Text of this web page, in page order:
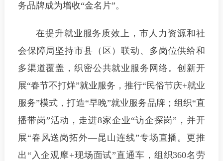
务品牌成为增收“金名片”。
在提升就业服务质效上，市人力资源和社
会保障局坚持市县（区）联动、多岗位供给和
多渠道覆盖，织密公共就业服务网络。创新开
展“春节不打烊”就业服务，推行“民俗节庆+就业
服务”模式，打造“早晚”就业服务品牌；组织“直
播带岗”活动，走进8家企业“访企探岗”，并开
展“春风送岗拓外—昆山连线”专场直播。更推
出“入企观摩+现场面试”直通车，组织360名劳